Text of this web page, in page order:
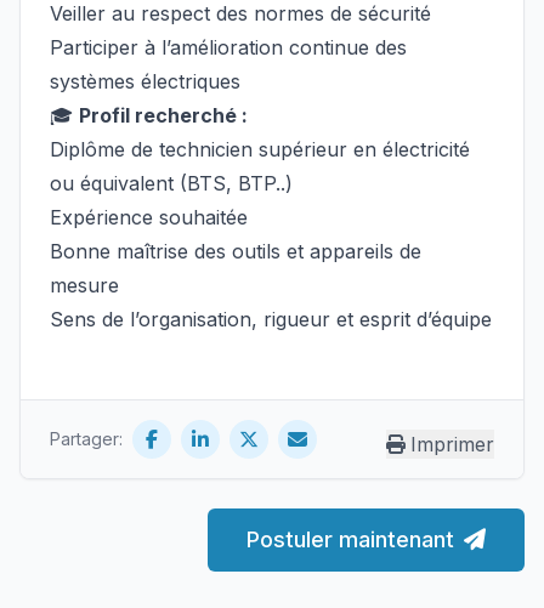
Veiller au respect des normes de sécurité
Participer à l’amélioration continue des
systèmes électriques
🎓 Profil recherché :
Diplôme de technicien supérieur en électricité
ou équivalent (BTS, BTP..)
Expérience souhaitée
Bonne maîtrise des outils et appareils de
mesure
Sens de l’organisation, rigueur et esprit d’équipe
Partager: Imprimer
Postuler maintenant